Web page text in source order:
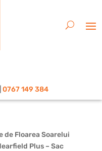
0767 149 384
de Floarea Soarelui
Plus – Sac